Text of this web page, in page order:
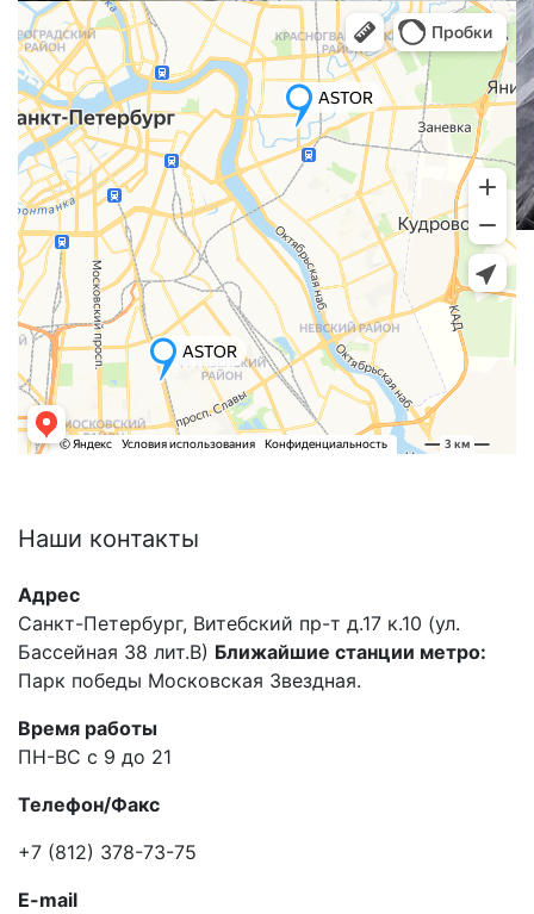
Наши контакты
Адрес
Санкт-Петербург, Витебский пр-т д.17 к.10 (ул.
Бассейная 38 лит.В) Ближайшие станции метро:
Парк победы Московская Звездная.
Время работы
ПН-ВС с 9 до 21
Телефон/Факс
+7 (812) 378-73-75
E-mail